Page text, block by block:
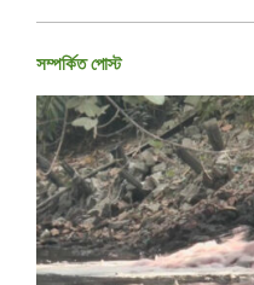
সম্পর্কিত পোস্ট